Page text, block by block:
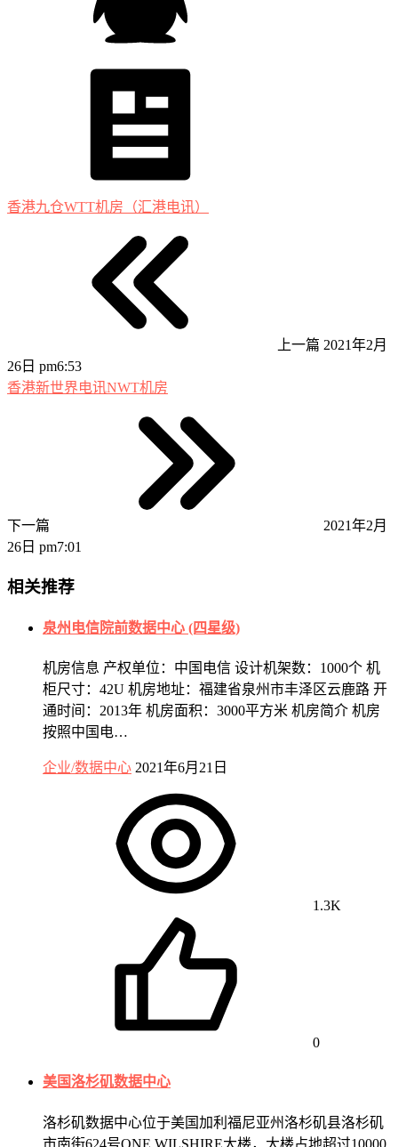
香港九仓WTT机房（汇港电讯）
上一篇 2021年2月
26日 pm6:53
香港新世界电讯NWT机房
下一篇
2021年2月
26日 pm7:01
相关推荐
泉州电信院前数据中心 (四星级)
机房信息 产权单位：中国电信 设计机架数：1000个 机
柜尺寸：42U 机房地址：福建省泉州市丰泽区云鹿路 开
通时间：2013年 机房面积：3000平方米 机房简介 机房
按照中国电…
企业/数据中心 2021年6月21日
1.3K
0
美国洛杉矶数据中心
洛杉矶数据中心位于美国加利福尼亚州洛杉矶县洛杉矶
市南街624号ONE WILSHIRE大楼，大楼占地超过10000